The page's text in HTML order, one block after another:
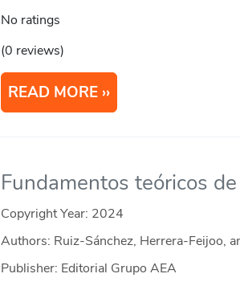
No ratings
(0 reviews)
READ MORE
Fundamentos teóricos
Copyright Year: 2024
Authors: Ruiz-Sánchez, Herrera-Feijoo,
Publisher: Editorial Grupo AEA